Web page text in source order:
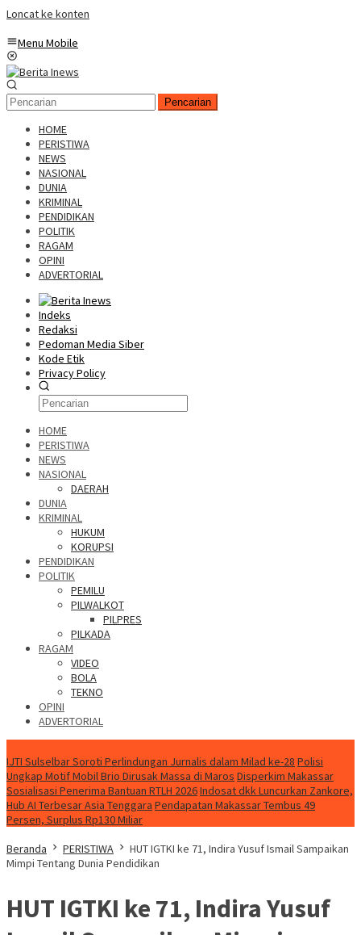
Loncat ke konten
Menu Mobile
Pencarian
HOME
PERISTIWA
NEWS
NASIONAL
DUNIA
KRIMINAL
PENDIDIKAN
POLITIK
RAGAM
OPINI
ADVERTORIAL
Indeks
Redaksi
Pedoman Media Siber
Kode Etik
Privacy Policy
HOME
PERISTIWA
NEWS
NASIONAL
DAERAH
DUNIA
KRIMINAL
HUKUM
KORUPSI
PENDIDIKAN
POLITIK
PEMILU
PILWALKOT
PILPRES
PILKADA
RAGAM
VIDEO
BOLA
TEKNO
OPINI
ADVERTORIAL
IJTI Sulselbar Soroti Perlindungan Jurnalis dalam Milad ke-28 Polisi
Ungkap Motif Mobil Brio Dirusak Massa di Maros Disperkim Makassar
Sosialisasi Penerima Bantuan RTLH 2026Indosat dkk Luncurkan Zankore,
Hub AI Terbesar Asia Tenggara Pendapatan Makassar Tembus 49
Persen, Surplus Rp130 Miliar
Beranda
PERISTIWA
HUT IGTKI ke 71, Indira Yusuf Ismail Sampaikan
Mimpi Tentang Dunia Pendidikan
HUT IGTKI ke 71, Indira Yusuf